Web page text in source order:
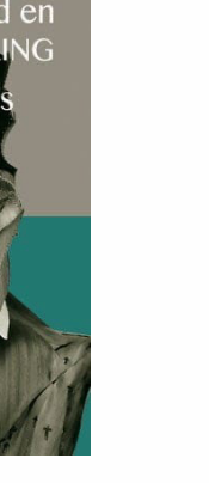
meer info & bestellen